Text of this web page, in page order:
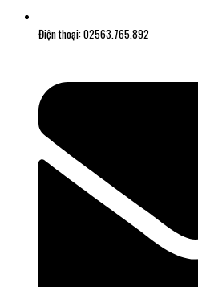
Điện thoại: 02563.765.892